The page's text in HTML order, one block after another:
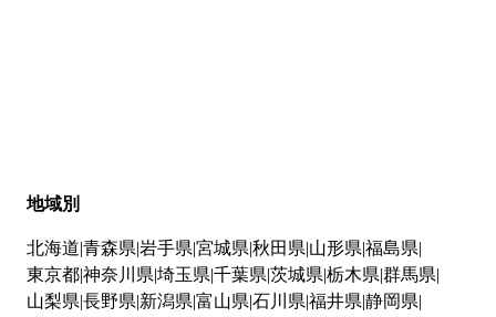
地域別
北海道 青森県 岩手県 宮城県 秋田県 山形県 福島県
東京都神奈川県 埼玉県 千葉県 茨城県 栃木県 群馬県
山梨県 長野県 新潟県 富山県 石川県 福井県 静岡県